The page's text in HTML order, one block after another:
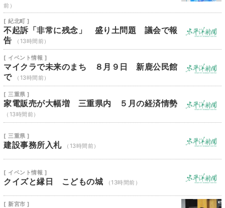
前）
[ 紀北町 ]
不起訴「非常に残念」 盛り土問題 議会で報
告
（13時間前）
[ イベント情報 ]
マイクラで未来のまち ８月９日 新鹿公民館
で
（13時間前）
[ 三重県 ]
家電販売が大幅増 三重県内 ５月の経済情勢
（13時間前）
[ 三重県 ]
建設事務所入札 （13時間前）
[ イベント情報 ]
クイズと縁日 こどもの城 （13時間前）
[ 新宮市 ]